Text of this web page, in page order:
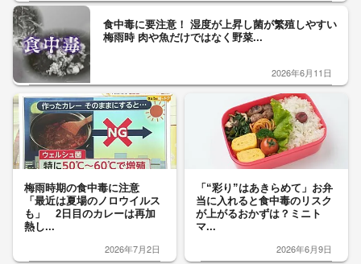
食中毒に要注意！ 湿度が上昇し菌が繁殖しやすい
梅雨時 肉や魚だけではなく野菜...
2026年6月11日
梅雨時期の食中毒に注意
「最近は夏場のノロウイルス
も」 2日目のカレーは再加
熱し...
2026年7月2日
「“彩り”はあきらめて」お弁
当に入れると食中毒のリスク
が上がるおかずは？ミニト
マ...
2026年6月9日